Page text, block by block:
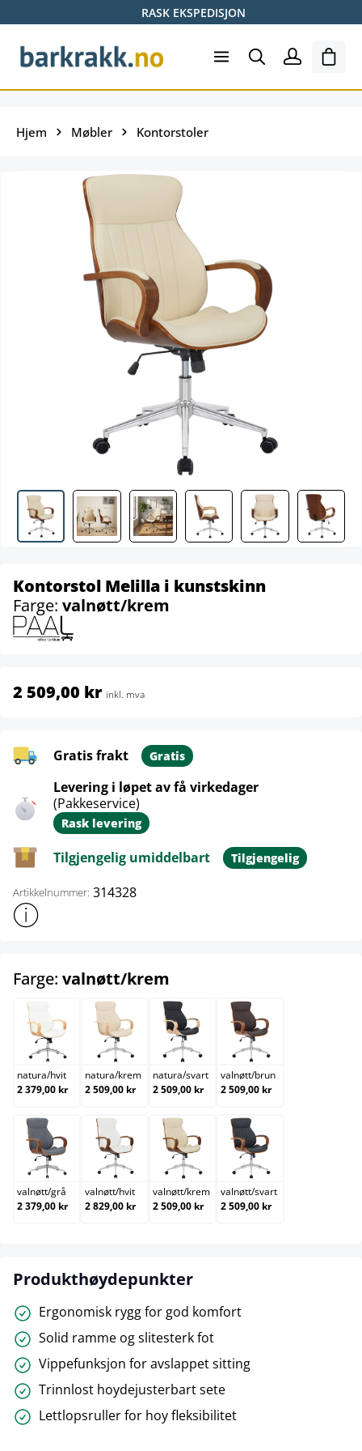
RASK EKSPEDISJON
Hjem Møbler Kontorstoler
Kontorstol Melilla i kunstskinn
Farge: valnøtt/krem
2 509,00 kr inkl. mva
Gratis frakt Gratis
Levering i løpet av få virkedager
(Pakkeservice)
Rask levering
Tilgjengelig umiddelbart Tilgjengelig
Artikkelnummer: 314328
Vis mer produktinformasjon
Farge: valnøtt/krem
natura/hvit
natura/hvit
2 379,00 kr
natura/krem
natura/krem
2 509,00 kr
natura/svart
natura/svart
2 509,00 kr
valnøtt/brun
valnøtt/brun
2 509,00 kr
valnøtt/grå
valnøtt/grå
2 379,00 kr
valnøtt/hvit
valnøtt/hvit
2 829,00 kr
valnøtt/krem
valnøtt/krem
2 509,00 kr
valnøtt/svart
valnøtt/svart
2 509,00 kr
Produkthøydepunkter
Ergonomisk rygg for god komfort
Solid ramme og slitesterk fot
Vippefunksjon for avslappet sitting
Trinnlost hoydejusterbart sete
Lettlopsruller for hoy fleksibilitet